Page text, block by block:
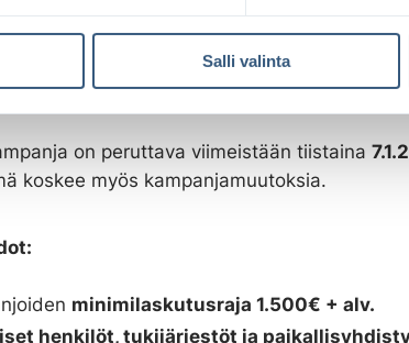
Salli valinta
vaalien aikaan
on peruttava viimeistään tiistaina
koskee myös kampanjamuutoksia.
minimilaskutusraja 1.500€ + alv.
henkilöt, tukijärjestöt ja